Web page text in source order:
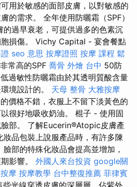
用於敏感的面部皮膚，以對敏感的
的需求。 全年使用防曬霜（SPF）
的過早衰老，可提供過多的色素沉
損傷。 Vichy Capital - 宴會餐點
seo 意思 按摩證照 按摩 課程 鬆
常高的SPF 喬骨 外燴 台中 50防
低過敏性防曬霜由於其透明質酸含量
境設計的。 天母 整骨 大雅按摩
價格不錯，衣服上不留下淡黃色的
很好地吸收奶油。 棍子 - 使用固
部。 了解Eucerin®Atopic皮膚產
品包裝上說服產品時，有許多陳
部的特殊化妝品會提高並增加，
影響。 外國人來台投資 google關
摩 按摩教學 台中整復推薦 菲律賓
些光線穿透皮膚的深層層，佔紫外